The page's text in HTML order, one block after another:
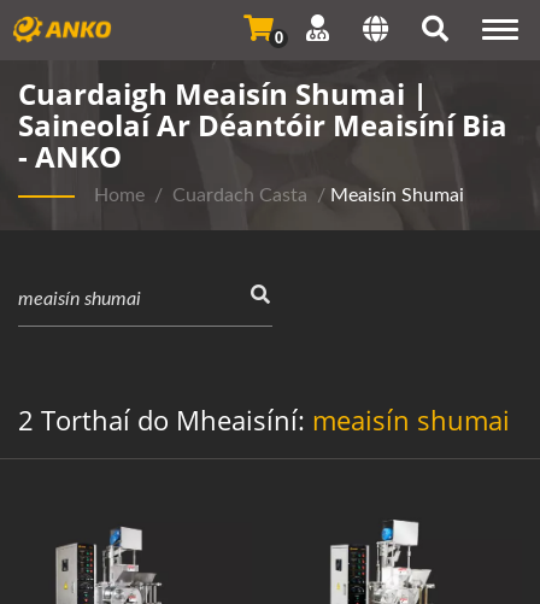
0
Cuardaigh Meaisín Shumai |
Saineolaí Ar Déantóir Meaisíní Bia
- ANKO
Home / Cuardach Casta / Meaisín Shumai
2 Torthaí do Mheaisíní: meaisín shumai